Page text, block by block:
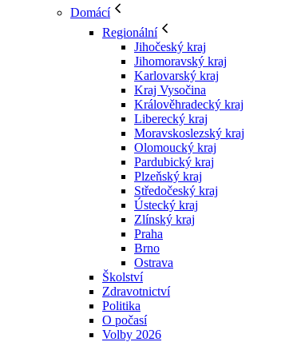
Domácí
Regionální
Jihočeský kraj
Jihomoravský kraj
Karlovarský kraj
Kraj Vysočina
Králověhradecký kraj
Liberecký kraj
Moravskoslezský kraj
Olomoucký kraj
Pardubický kraj
Plzeňský kraj
Středočeský kraj
Ústecký kraj
Zlínský kraj
Praha
Brno
Ostrava
Školství
Zdravotnictví
Politika
O počasí
Volby 2026